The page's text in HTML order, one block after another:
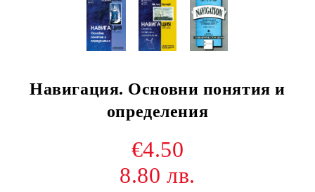
Навигация. Основни понятия и
определения
€4.50
8.80 лв.